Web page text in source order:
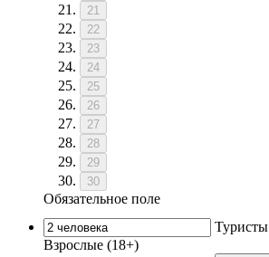
21
22
23
24
25
26
27
28
29
30
Обязательное поле
Туристы
Взрослые (18+)